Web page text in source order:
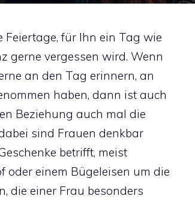
Feiertage, für Ihn ein Tag wie
gerne vergessen wird. Wenn
an den Tag erinnern, an
haben, dann ist auch
Beziehung auch mal die
sind Frauen denkbar
betrifft, meist
oder einem Bügeleisen um die
die einer Frau besonders